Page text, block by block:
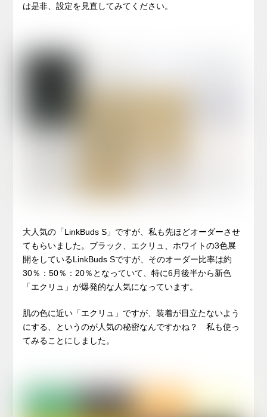
は是非、設定を見直してみてください。
大人気の「LinkBuds S」ですが、私も先ほどオーダーさせ
てもらいました。ブラック、エクリュ、ホワイトの3色展
開をしているLinkBuds Sですが、そのオーダー比率は約
30％：50％：20％となっていて、特に6月後半から新色
「エクリュ」が爆発的な人気になっています。
肌の色に近い「エクリュ」ですが、装着が目立たないよう
にする、というのが人気の秘密なんですかね？ 私も使っ
てみることにしました。